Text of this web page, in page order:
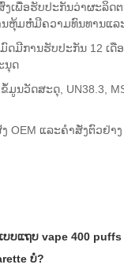
ງເພື່ອຮັບປະກັນວ່າຜະລິດ
ຫຸ້ມຫໍ່ມີຄວາມທົນທານແລ
ມົດມີການຮັບປະກັນ 12 ເດື
ນຸດ
ນວັດສະດຸ, UN38.3,
OEM ແລະຄໍາສັ່ງຕົວຢ່າງ
ບບແຖບ vape 400
ບໍ?